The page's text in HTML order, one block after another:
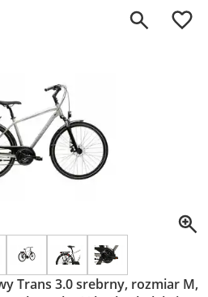
0
Trans 3.0 srebrny, rozmiar M,